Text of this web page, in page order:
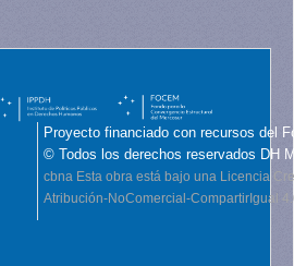
Proyecto financiado con recursos del
© Todos los derechos reservados DH
cbna Esta obra está bajo una Licencia
Atribución-NoComercial-CompartirIgual